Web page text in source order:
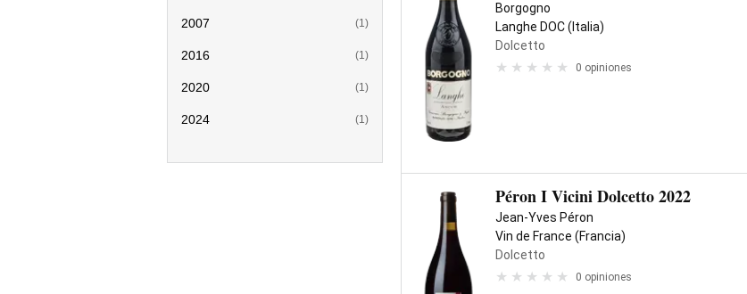
2007 (1)
2016 (1)
2020 (1)
2024 (1)
Borgogno
Langhe DOC (Italia)
Dolcetto
0 opiniones
Péron I Vicini Dolcetto 2022
Jean-Yves Péron
Vin de France (Francia)
Dolcetto
0 opiniones